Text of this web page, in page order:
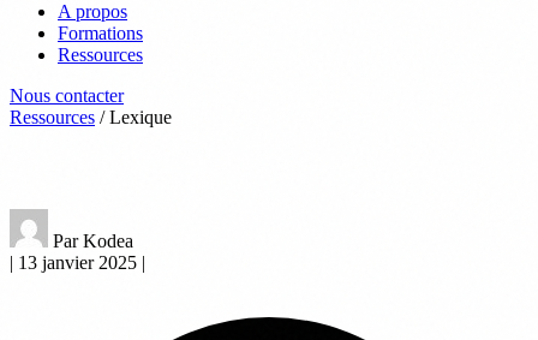
A propos
Formations
Ressources
Nous contacter
Ressources / Lexique
Par Kodea
| 13 janvier 2025 |